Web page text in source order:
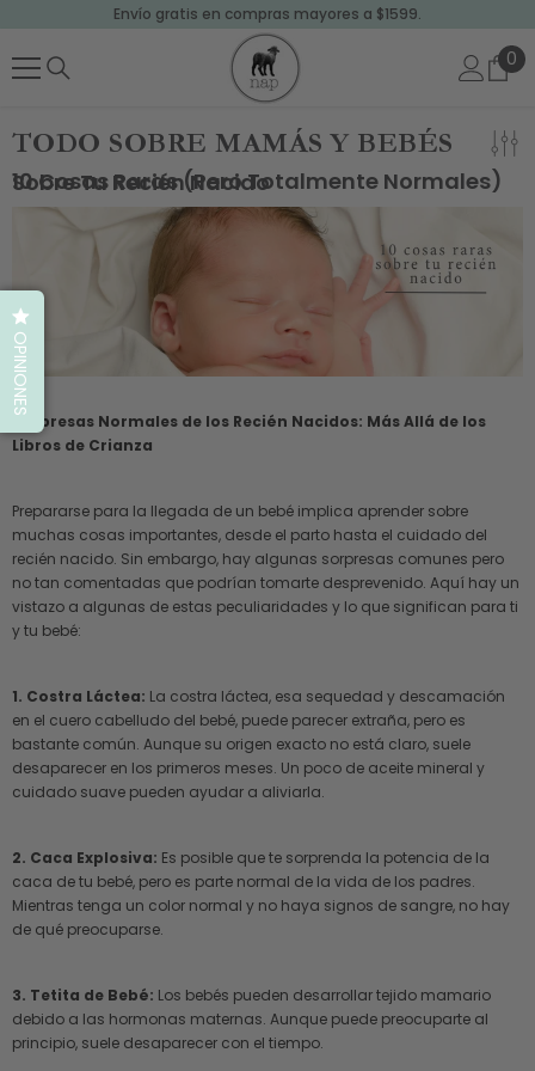
SALTAR AL CONTENIDO
Envío gratis en compras mayores a $1599.
00
TODO SOBRE MAMÁS Y BEBÉS
10 Cosas Raras (pero Totalmente Normales) Sobre Tu Recién Nacido
Sorpresas Normales de los Recién Nacidos: Más Allá de los
Libros de Crianza
Prepararse para la llegada de un bebé implica aprender sobre
muchas cosas importantes, desde el parto hasta el cuidado del
recién nacido. Sin embargo, hay algunas sorpresas comunes pero
no tan comentadas que podrían tomarte desprevenido. Aquí hay un
vistazo a algunas de estas peculiaridades y lo que significan para ti
y tu bebé:
1. Costra Láctea: La costra láctea, esa sequedad y descamación
en el cuero cabelludo del bebé, puede parecer extraña, pero es
bastante común. Aunque su origen exacto no está claro, suele
desaparecer en los primeros meses. Un poco de aceite mineral y
cuidado suave pueden ayudar a aliviarla.
2. Caca Explosiva: Es posible que te sorprenda la potencia de la
caca de tu bebé, pero es parte normal de la vida de los padres.
Mientras tenga un color normal y no haya signos de sangre, no hay
de qué preocuparse.
3. Tetita de Bebé: Los bebés pueden desarrollar tejido mamario
debido a las hormonas maternas. Aunque puede preocuparte al
principio, suele desaparecer con el tiempo.
OPINIONES